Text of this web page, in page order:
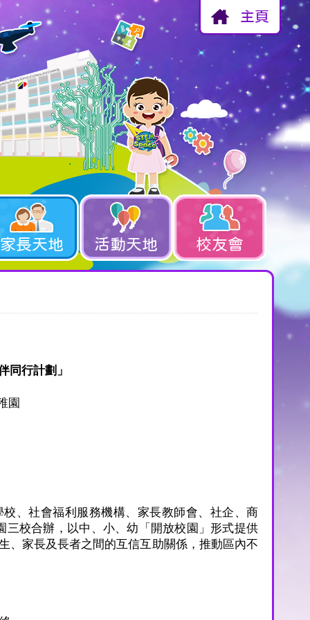
主頁
家長天地 活動天地 校友會
同行計劃」
園
校、社會福利服務機構、家長教師會、社企、商
校合辦，以中、小、幼「開放校園」形式提供
、家長及長者之間的互信互助關係，推動區內不